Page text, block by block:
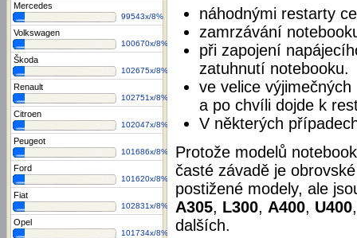
Mercedes
99543x/8%
Volkswagen
100670x/8%
Škoda
102675x/8%
Renault
102751x/8%
Citroen
102047x/8%
Peugeot
101686x/8%
Ford
101620x/8%
Fiat
102831x/8%
Opel
101734x/8%
náhodnými restarty
zamrzávání
při zapojení
zatuhnutí notebooku.
ve velice
a po chvíli dojde k
V některých
Protože modelů
časté závadě je
postižené modely, ale
A305, L300, A400, U400
dalších.